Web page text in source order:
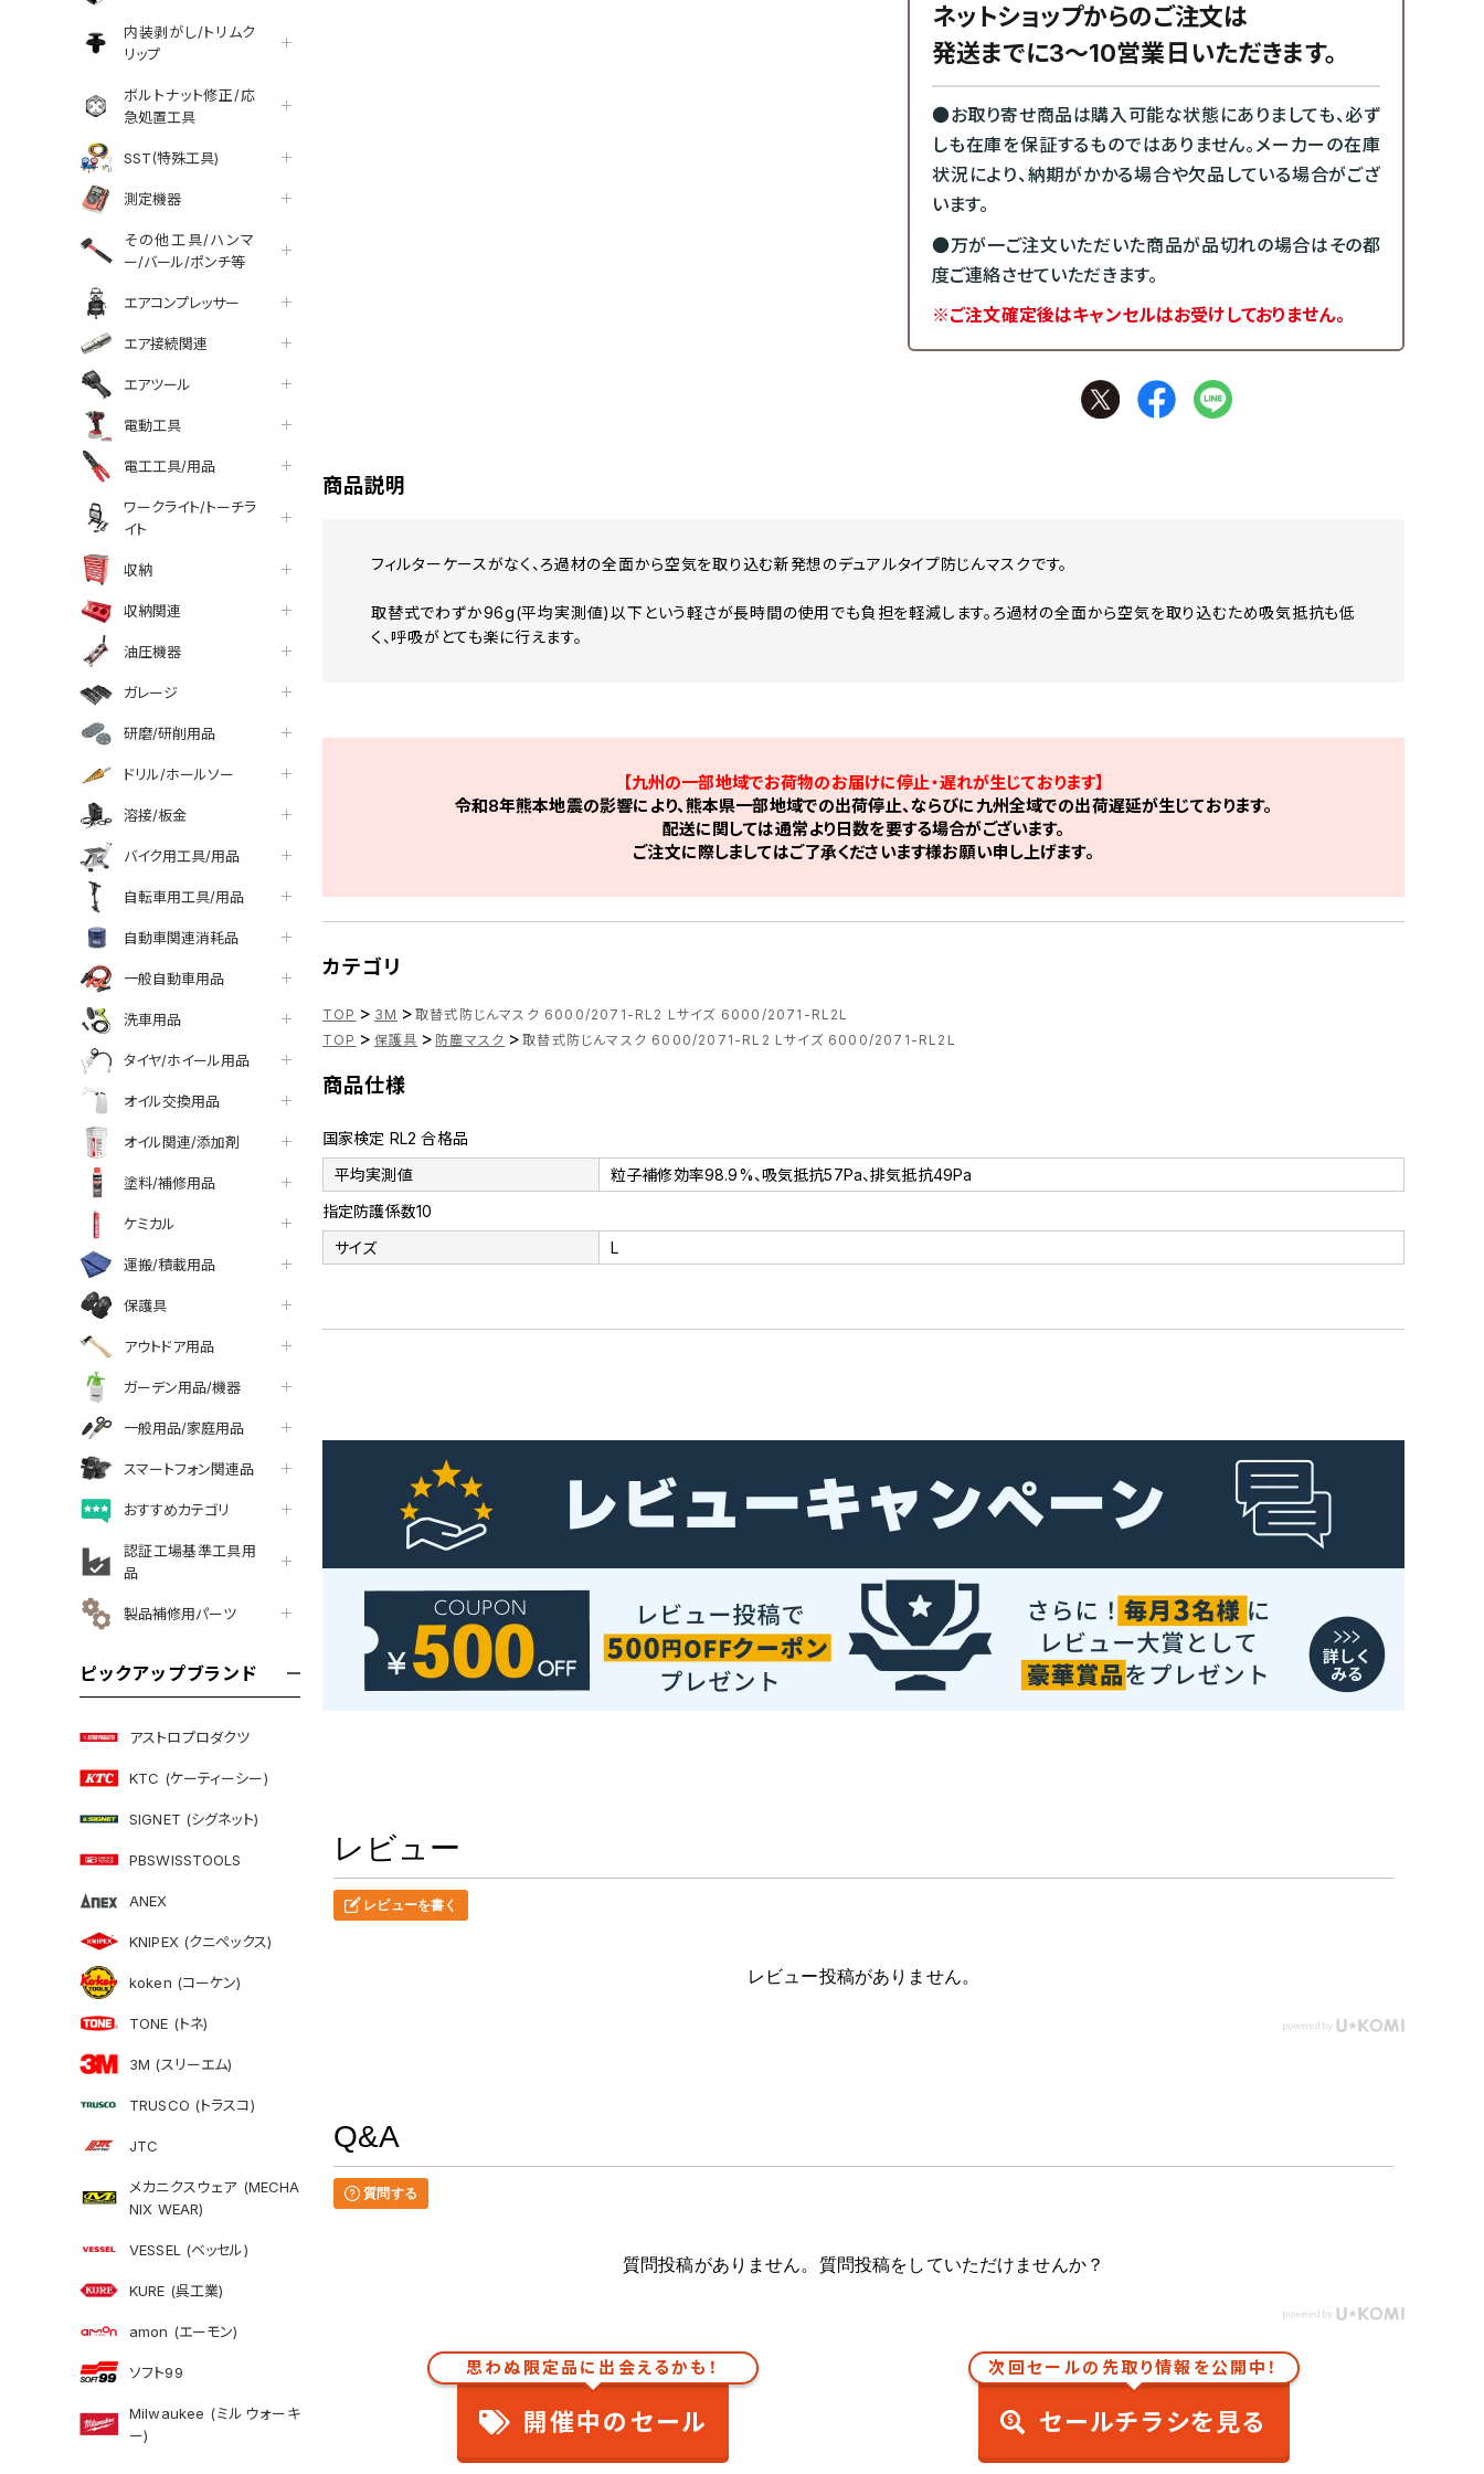
内装剥がし/トリムク
リップ
ボルトナット修正/応
急処置工具
SST(特殊工具)
測定機器
その他工具/ハンマ
ー/バール/ポンチ等
エアコンプレッサー
エア接続関連
エアツール
電動工具
電工工具/用品
ワークライト/トーチラ
イト
収納
収納関連
油圧機器
ガレージ
研磨/研削用品
ドリル/ホールソー
溶接/板金
バイク用工具/用品
自転車用工具/用品
自動車関連消耗品
一般自動車用品
洗車用品
タイヤ/ホイール用品
オイル交換用品
オイル関連/添加剤
塗料/補修用品
ケミカル
運搬/積載用品
保護具
アウトドア用品
ガーデン用品/機器
一般用品/家庭用品
スマートフォン関連品
おすすめカテゴリ
認証工場基準工具用
品
製品補修用パーツ
ピックアップブランド
アストロプロダクツ
KTC (ケーティーシー)
SIGNET (シグネット)
PBSWISSTOOLS
ANEX
KNIPEX (クニペックス)
koken (コーケン)
TONE (トネ)
3M (スリーエム)
TRUSCO (トラスコ)
JTC
メカニクスウェア (MECHA
NIX WEAR)
VESSEL (ベッセル)
KURE (呉工業)
amon (エーモン)
ソフト99
Milwaukee (ミルウォーキ
ー)
ネットショップからのご注文は
発送までに3～10営業日いただきます。
●お取り寄せ商品は購入可能な状態にありましても、必ず
しも在庫を保証するものではありません。メーカーの在庫
状況により、納期がかかる場合や欠品している場合がござ
います。
●万が一ご注文いただいた商品が品切れの場合はその都
度ご連絡させていただきます。
※ご注文確定後はキャンセルはお受けしておりません。
facebook
line
商品説明
フィルターケースがなく、ろ過材の全面から空気を取り込む新発想のデュアルタイプ防じんマスクです。
取替式でわずか96g(平均実測値)以下という軽さが長時間の使用でも負担を軽減します。ろ過材の全面から空気を取り込むため吸気抵抗も低
く、呼吸がとても楽に行えます。
【九州の一部地域でお荷物のお届けに停止・遅れが生じております】
令和8年熊本地震の影響により、熊本県一部地域での出荷停止、ならびに九州全域での出荷遅延が生じております。
配送に関しては通常より日数を要する場合がございます。
ご注文に際しましてはご了承くださいます様お願い申し上げます。
カテゴリ
TOP > 3M > 取替式防じんマスク 6000/2071-RL2 Lサイズ 6000/2071-RL2L
TOP > 保護具 > 防塵マスク > 取替式防じんマスク 6000/2071-RL2 Lサイズ 6000/2071-RL2L
商品仕様
国家検定 RL2 合格品
平均実測値
粒子補修効率98.9%、吸気抵抗57Pa、排気抵抗49Pa
指定防護係数10
サイズ
L
レビュー
レビューを書く
レビュー投稿がありません。
Q&A
質問する
質問投稿がありません。質問投稿をしていただけませんか？
思わぬ限定品に出会えるかも！
開催中のセール
次回セールの先取り情報を公開中！
セールチラシを見る